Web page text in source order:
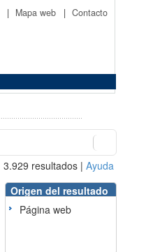
| Mapa web | Contacto
3.929 resultados | Ayuda
Origen del resultado
Página web